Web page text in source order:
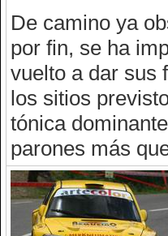
De camino ya
por fin, se ha
vuelto a dar sus
los sitios
tónica
parones más